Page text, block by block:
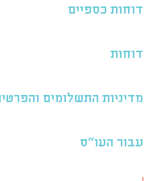
דוחות כספיים
דוחות
מדיניות התשלומים
עבור העו״ס